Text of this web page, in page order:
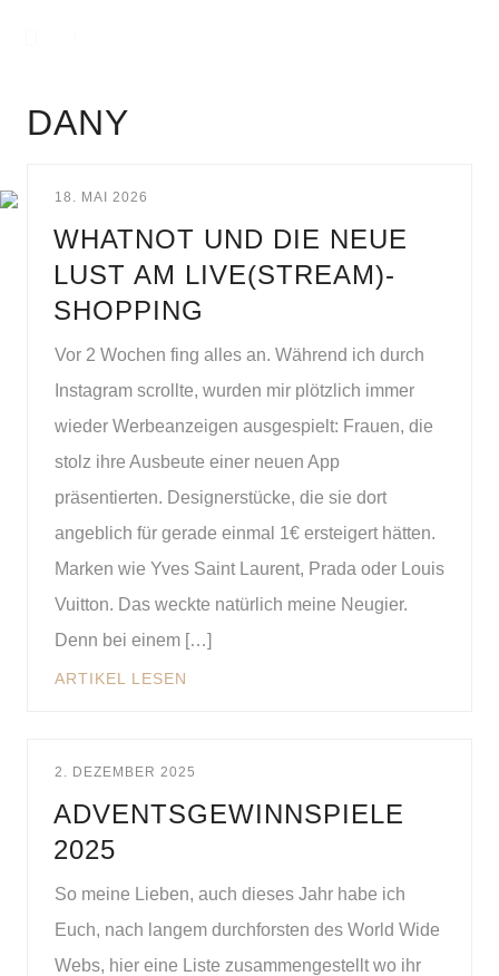
DANY
18. MAI 2026
WHATNOT UND DIE NEUE
LUST AM LIVE(STREAM)-
SHOPPING
Vor 2 Wochen fing alles an. Während ich durch
Instagram scrollte, wurden mir plötzlich immer
wieder Werbeanzeigen ausgespielt: Frauen, die
stolz ihre Ausbeute einer neuen App
präsentierten. Designerstücke, die sie dort
angeblich für gerade einmal 1€ ersteigert hätten.
Marken wie Yves Saint Laurent, Prada oder Louis
Vuitton. Das weckte natürlich meine Neugier.
Denn bei einem […]
ARTIKEL LESEN
2. DEZEMBER 2025
ADVENTSGEWINNSPIELE
2025
So meine Lieben, auch dieses Jahr habe ich
Euch, nach langem durchforsten des World Wide
Webs, hier eine Liste zusammengestellt wo ihr